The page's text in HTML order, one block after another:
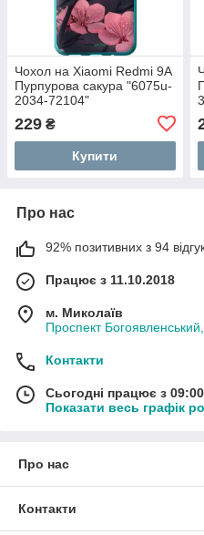
Чохол на Xiaomi Redmi 9A
Пурпурова сакура "6075u-
2034-72104"
229 ₴
Купити
Про нас
92% позитивних з 94
Працює з 11.10.2018
м. Миколаїв
Проспект
Контакти
Сьогодні працює з
Показати весь графік
Про нас
Контакти